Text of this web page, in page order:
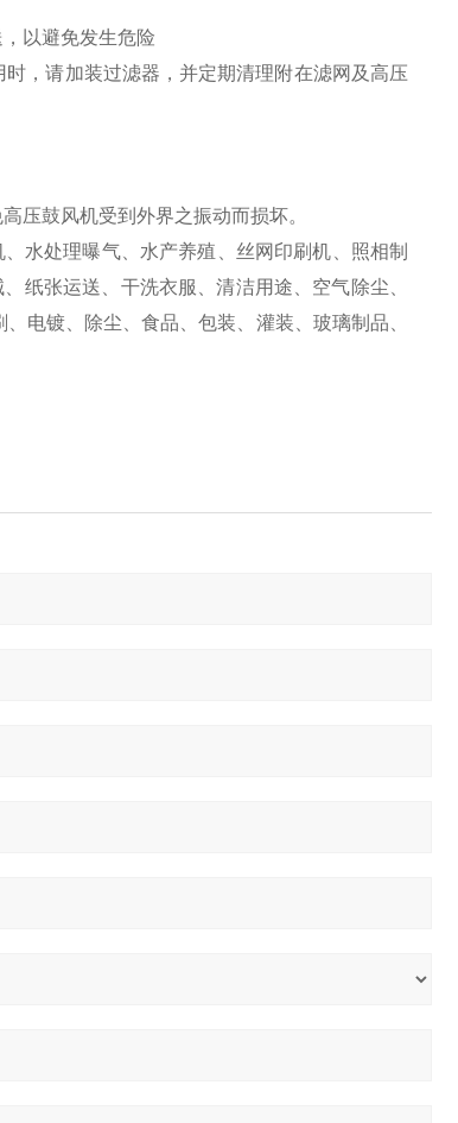
以避免发生危险
，请加装过滤器，并定期清理附在滤网及高压
压鼓风机受到外界之振动而损坏。
水处理曝气、水产养殖、丝网印刷机、照相制
纸张运送、干洗衣服、清洁用途、空气除尘、
电镀、除尘、食品、包装、灌装、玻璃制品、